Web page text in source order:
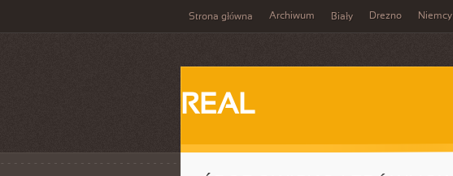
Strona główna Archiwum Biały Drezno Niemcy
REAL